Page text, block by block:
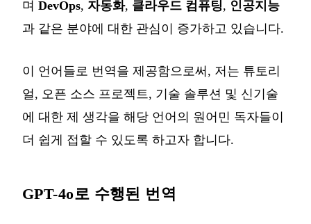
며 DevOps, 자동화, 클라우드 컴퓨팅, 인공지능
과 같은 분야에 대한 관심이 증가하고 있습니다.
이 언어들로 번역을 제공함으로써, 저는 튜토리
얼, 오픈 소스 프로젝트, 기술 솔루션 및 신기술
에 대한 제 생각을 해당 언어의 원어민 독자들이
더 쉽게 접할 수 있도록 하고자 합니다.
GPT-4o로 수행된 번역